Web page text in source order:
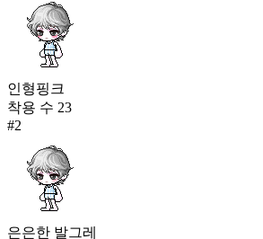
인형핑크
착용 수 23
#2
은은한 발그레